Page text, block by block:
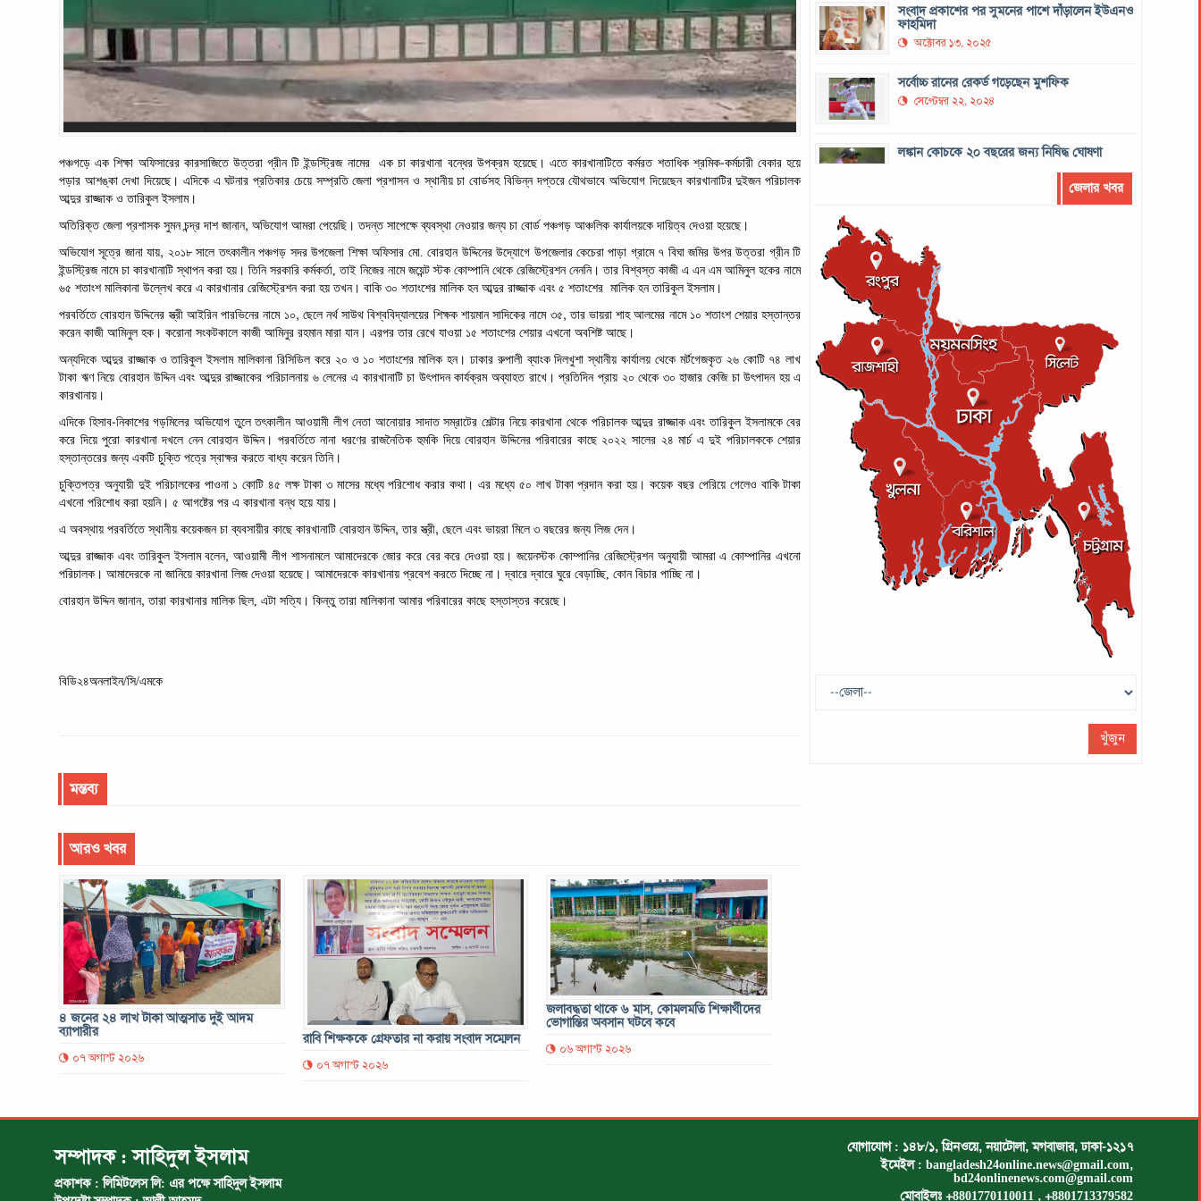
পঞ্চগড়ে এক শিক্ষা অফিসারের কারসাজিতে উত্তরা গ্রীন টি ইন্ডস্ট্রিজ নামের এক চা কারখানা বন্ধের উপক্রম হয়েছে। এতে কারখানাটিতে কর্মরত শতাধিক শ্রমিক-কর্মচারী বেকার হয়ে
পড়ার আশঙ্কা দেখা দিয়েছে। এদিকে এ ঘটনার প্রতিকার চেয়ে সম্প্রতি জেলা প্রশাসন ও স্থানীয় চা বোর্ডসহ বিভিন্ন দপ্তরে যৌথভাবে অভিযোগ দিয়েছেন কারখানাটির দুইজন পরিচালক
আব্দুর রাজ্জাক ও তারিকুল ইসলাম।
অতিরিক্ত জেলা প্রশাসক সুমন চন্দ্র দাশ জানান, অভিযোগ আমরা পেয়েছি। তদন্ত সাপেক্ষে ব্যবস্থা নেওয়ার জন্য চা বোর্ড পঞ্চগড় আঞ্চলিক কার্যালয়কে দায়িত্ব দেওয়া হয়েছে।
অভিযোগ সূত্রে জানা যায়, ২০১৮ সালে তৎকালীন পঞ্চগড় সদর উপজেলা শিক্ষা অফিসার মো. বোরহান উদ্দিনের উদ্যোগে উপজেলার কেচেরা পাড়া গ্রামে ৭ বিঘা জমির উপর উত্তরা গ্রীন টি
ইন্ডস্ট্রিজ নামে চা কারখানাটি স্থাপন করা হয়। তিনি সরকারি কর্মকর্তা, তাই নিজের নামে জয়েন্ট স্টক কোম্পানি থেকে রেজিস্ট্রেশন নেননি। তার বিশ্বস্ত কাজী এ এন এম আমিনুল হকের নামে
৬৫ শতাংশ মালিকানা উল্লেখ করে এ কারখানার রেজিস্ট্রেশন করা হয় তখন। বাকি ৩০ শতাংশের মালিক হন আব্দুর রাজ্জাক এবং ৫ শতাংশের মালিক হন তারিকুল ইসলাম।
পরবর্তিতে বোরহান উদ্দিনের স্ত্রী আইরিন পারভিনের নামে ১০, ছেলে নর্থ সাউথ বিশ্ববিদ্যালয়ের শিক্ষক শায়মান সাদিকের নামে ৩৫,তার ভায়রা শাহ আলমের নামে ১০ শতাংশ শেয়ার হস্তান্তর
করেন কাজী আমিনুল হক। করোনা সংকটকালে কাজী আমিনুর রহমান মারা যান। এরপর তার রেখে যাওয়া ১৫ শতাংশের শেয়ার এখনো অবশিষ্ট আছে।
অন্যদিকে আব্দুর রাজ্জাক ও তারিকুল ইসলাম মালিকানা রিসিডিল করে ২০ ও ১০ শতাংশের মালিক হন। ঢাকার রুপালী ব্যাংক দিলখুশা স্থানীয় কার্যালয় থেকে মর্টগেজকৃত ২৬ কোটি ৭৪ লাখ
টাকা ঋণ নিয়ে বোরহান উদ্দিন এবং আব্দুর রাজ্জাকের পরিচালনায় ৬ লেনের এ কারখানাটি চা উৎপাদন কার্যক্রম অব্যাহত রাখে। প্রতিদিন প্রায় ২০ থেকে ৩০ হাজার কেজি চা উৎপাদন হয় এ
কারখানায়।
এদিকে হিসাব-নিকাশের গড়মিলের অভিযোগ তুলে তৎকালীন আওয়ামী লীগ নেতা আনোয়ার সাদাত সম্রাটের শেল্টার নিয়ে কারখানা থেকে পরিচালক আব্দুর রাজ্জাক এবং তারিকুল ইসলামকে বের
করে দিয়ে পুরো কারখানা দখলে নেন বোরহান উদ্দিন। পরবর্তিতে নানা ধরণের রাজনৈতিক হুমকি দিয়ে বোরহান উদ্দিনের পরিবারের কাছে ২০২২ সালের ২৪ মার্চ এ দুই পরিচালককে শেয়ার
হস্তান্তরের জন্য একটি চুক্তি পত্রে স্বাক্ষর করতে বাধ্য করেন তিনি।
চুক্তিপত্র অনুযায়ী দুই পরিচালকের পাওনা ১ কোটি ৪৫ লক্ষ টাকা ৩ মাসের মধ্যে পরিশোধ করার কথা। এর মধ্যে ৫০ লাখ টাকা প্রদান করা হয়। কয়েক বছর পেরিয়ে গেলেও বাকি টাকা
এখনো পরিশোধ করা হয়নি। ৫ আগষ্টের পর এ কারখানা বন্ধ হয়ে যায়।
এ অবস্থায় পরবর্তিতে স্থানীয় কয়েকজন চা ব্যবসায়ীর কাছে কারখানাটি বোরহান উদ্দিন,তার স্ত্রী, ছেলে এবং ভায়রা মিলে ৩ বছরের জন্য লিজ দেন।
আব্দুর রাজ্জাক এবং তারিকুল ইসলাম বলেন,আওয়ামী লীগ শাসনামলে আমাদেরকে জোর করে বের করে দেওয়া হয়। জয়েনস্টক কোম্পানির রেজিস্ট্রেশন অনুযায়ী আমরা এ কোম্পানির এখনো
পরিচালক। আমাদেরকে না জানিয়ে কারখানা লিজ দেওয়া হয়েছে। আমাদেরকে কারখানায় প্রবেশ করতে দিচ্ছে না। দ্বারে দ্বারে ঘুরে বেড়াচ্ছি, কোন বিচার পাচ্ছি না।
বোরহান উদ্দিন জানান,তারা কারখানার মালিক ছিল, এটা সত্যি। কিন্তু তারা মালিকানা আমার পরিবারের কাছে হস্তাস্তর করেছে।
বিডি২৪অনলাইন/সি/এমকে
মন্তব্য
আরও খবর
৪ জনের ২৪ লাখ টাকা আত্মসাত দুই আদম
ব্যাপারীর
০৭ অগাস্ট ২০২৬
রাবি শিক্ষককে গ্রেফতার না করায় সংবাদ সম্মেলন
০৭ অগাস্ট ২০২৬
জলাবদ্ধতা থাকে ৬ মাস, কোমলমতি শিক্ষার্থীদের
ভোগান্তির অবসান ঘটবে কবে
০৬ অগাস্ট ২০২৬
সংবাদ প্রকাশের পর সুমনের পাশে দাঁড়ালেন ইউএনও
ফাহমিদা
অক্টোবর ১৩, ২০২৫
সর্বোচ্চ রানের রেকর্ড গড়েছেন মুশফিক
সেপ্টেম্বর ২২, ২০২৪
লঙ্কান কোচকে ২০ বছরের জন্য নিষিদ্ধ ঘোষণা
সেপ্টেম্বর ১৭, ২০২৪
গণপরিবহনে সেবার মান বাড়ানোর দাবি ইমনের
সেপ্টেম্বর ১৩, ২০২৪
ট্রাম্প প্রশাসন ছাড়ার ঘোষণা ধনকুবের ইলন মাস্কের
মে ২৯, ২০২৫
জেলার খবর
খুঁজুন
সম্পাদক : সাহিদুল ইসলাম
প্রকাশক : লিমিটলেস লি: এর পক্ষে সাহিদুল ইসলাম
যোগাযোগ : ১৪৮/১, গ্রিনওয়ে, নয়াটোলা, মগবাজার, ঢাকা-১২১৭
ইমেইল : bangladesh24online.news@gmail.com,
bd24onlinenews.com@gmail.com
মোবাইলঃ +8801770110011 , +8801713379582